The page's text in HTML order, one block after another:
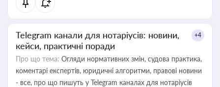
Telegram канали для нотаріусів: новини,
кейси, практичні поради
+4
Про що тема: Огляди нормативних змін, судова практика,
коментарі експертів, юридичні алгоритми, правові новини
- все, про що пишуть у Telegram каналах для нотаріусів